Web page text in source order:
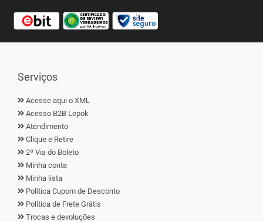
Serviços
Acesse aqui o XML
Acesso B2B Lepok
Atendimento
Clique e Retire
2ª Via do Boleto
Minha conta
Minha lista
Política Cupom de Desconto
Política de Frete Grátis
Trocas e devoluções